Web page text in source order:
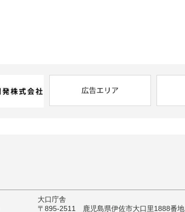
大口庁舎
〒895-2511 鹿児島県伊佐市大口里1888番地